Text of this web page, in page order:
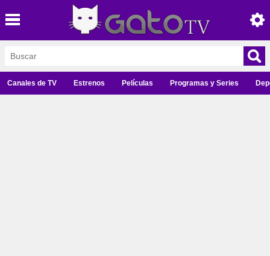
Canales de TV Estrenos Películas Programas y Series